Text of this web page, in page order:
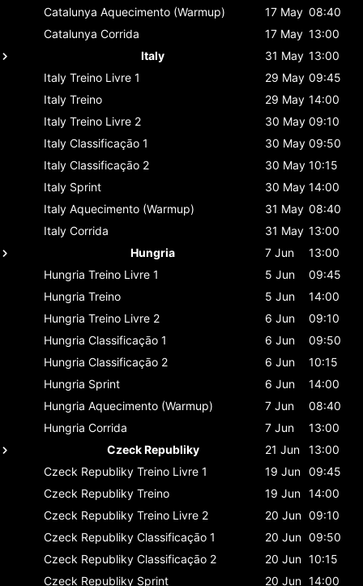
Catalunya Aquecimento (Warmup) 17 May 08:40
Catalunya Corrida 17 May 13:00
Italy
31 May 13:00
Italy Treino Livre 1 29 May 09:45
Italy Treino 29 May 14:00
Italy Treino Livre 2 30 May 09:10
Italy Classificaçāo 1 30 May 09:50
Italy Classificaçāo 2 30 May 10:15
Italy Sprint 30 May 14:00
Italy Aquecimento (Warmup) 31 May 08:40
Italy Corrida 31 May 13:00
Hungria
7 Jun
13:00
Hungria Treino Livre 1 5 Jun
09:45
Hungria Treino 5 Jun
14:00
Hungria Treino Livre 2 6 Jun
09:10
Hungria Classificaçāo 1 6 Jun
09:50
Hungria Classificaçāo 2 6 Jun
10:15
Hungria Sprint 6 Jun
14:00
Hungria Aquecimento (Warmup) 7 Jun
08:40
Hungria Corrida 7 Jun
13:00
Czeck Republiky
21 Jun
13:00
Czeck Republiky Treino Livre 1 19 Jun 09:45
Czeck Republiky Treino 19 Jun 14:00
Czeck Republiky Treino Livre 2 20 Jun 09:10
Czeck Republiky Classificaçāo 1 20 Jun 09:50
Czeck Republiky Classificaçāo 2 20 Jun 10:15
Czeck Republiky Sprint 20 Jun 14:00